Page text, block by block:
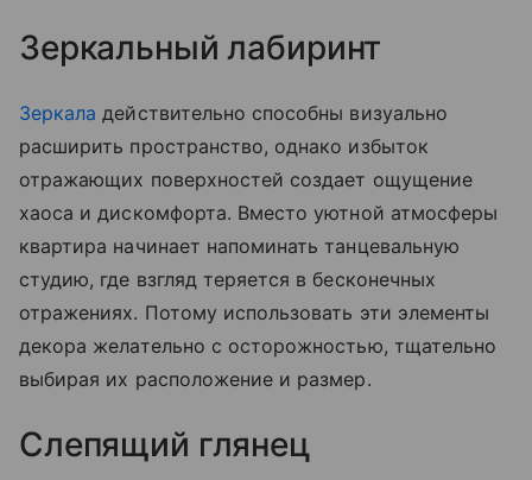
Зеркальный лабиринт
Зеркала действительно способны визуально
расширить пространство, однако избыток
отражающих поверхностей создает ощущение
хаоса и дискомфорта. Вместо уютной атмосферы
квартира начинает напоминать танцевальную
студию, где взгляд теряется в бесконечных
отражениях. Потому использовать эти элементы
декора желательно с осторожностью, тщательно
выбирая их расположение и размер.
Слепящий глянец